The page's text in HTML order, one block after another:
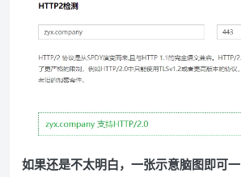
如果还是不太明白，一张示意脑图即可